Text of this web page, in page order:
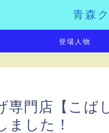
青森
登場人物
専門店【こば
ました！